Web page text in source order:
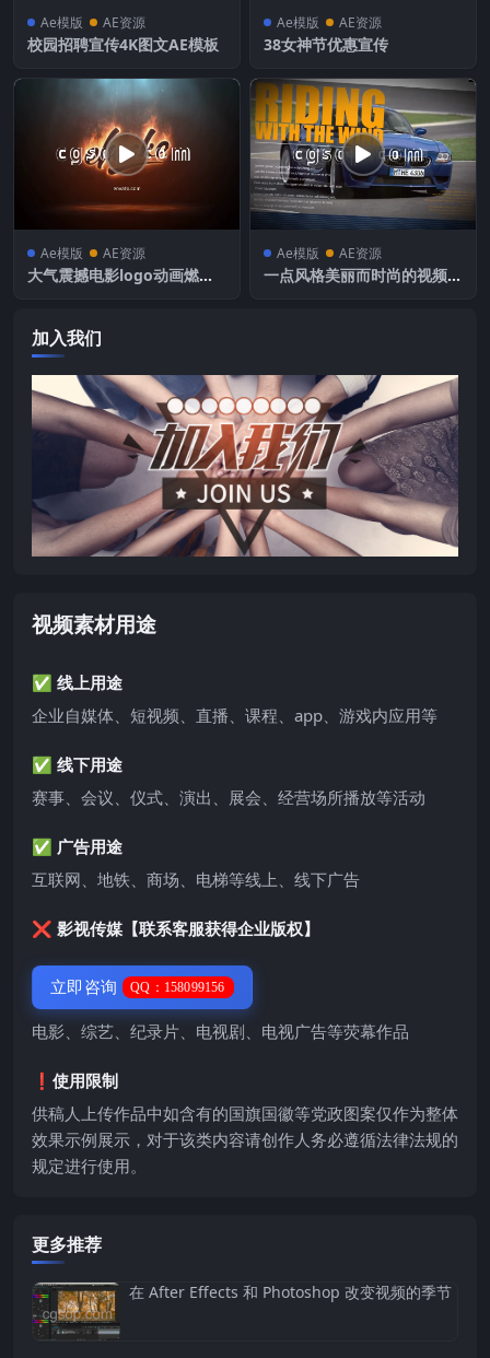
Ae模版 AE资源
校园招聘宣传4K图文AE模板
Ae模版 AE资源
38女神节优惠宣传
Ae模版 AE资源
大气震撼电影logo动画燃烧
Ae模版 AE资源
一点风格美丽而时尚的视频演
加入我们
视频素材用途
✅ 线上用途
企业自媒体、短视频、直播、课程、app、游戏内应用等
✅ 线下用途
赛事、会议、仪式、演出、展会、经营场所播放等活动
✅ 广告用途
互联网、地铁、商场、电梯等线上、线下广告
❌ 影视传媒【联系客服获得企业版权】
立即咨询 QQ：158099156
电影、综艺、纪录片、电视剧、电视广告等荧幕作品
❗️使用限制
供稿人上传作品中如含有的国旗国徽等党政图案仅作为整体
效果示例展示，对于该类内容请创作人务必遵循法律法规的
规定进行使用。
更多推荐
在 After Effects 和 Photoshop 改变视频的季节